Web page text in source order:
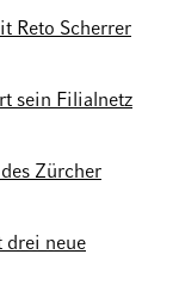
Reto Scherrer
sein Filialnetz
Zürcher
drei neue